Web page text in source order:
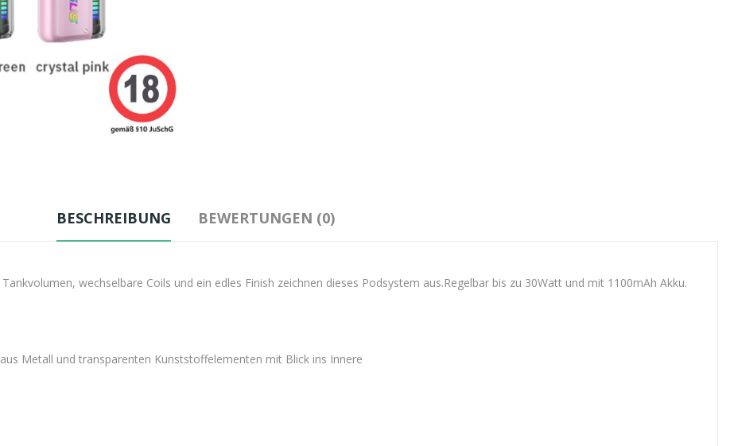
BESCHREIBUNG BEWERTUNGEN (0)
wechselbare Coils und ein edles Finish zeichnen dieses Podsystem aus.Regelbar bis zu 30Watt und mit 1100mAh Akku.
Metall und transparenten Kunststoffelementen mit Blick ins Innere